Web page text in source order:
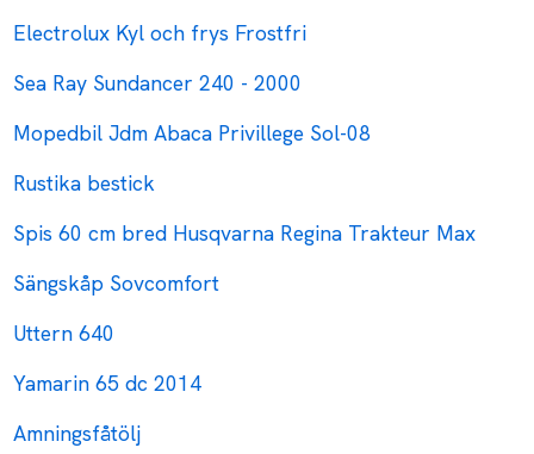
Electrolux Kyl och frys Frostfri
Sea Ray Sundancer 240 - 2000
Mopedbil Jdm Abaca Privillege Sol-08
Rustika bestick
Spis 60 cm bred Husqvarna Regina Trakteur Max
Sängskåp Sovcomfort
Uttern 640
Yamarin 65 dc 2014
Amningsfåtölj